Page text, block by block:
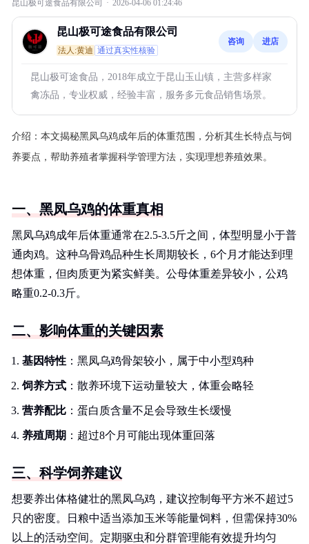
昆山极可途食品有限公司 · 2026-04-06 01:24:46
昆山极可途食品有限公司
法人:黄迪 通过真实性核验
咨询 进店
昆山极可途食品，2018年成立于昆山玉山镇，主营多样家
禽冻品，专业权威，经验丰富，服务多元食品销售场景。
介绍： 本文揭秘黑凤乌鸡成年后的体重范围，分析其生长特点与饲
养要点，帮助养殖者掌握科学管理方法，实现理想养殖效果。
一、黑凤乌鸡的体重真相
黑凤乌鸡成年后体重通常在2.5-3.5斤之间，体型明显小于普
通肉鸡。这种乌骨鸡品种生长周期较长，6个月才能达到理
想体重，但肉质更为紧实鲜美。公母体重差异较小，公鸡
略重0.2-0.3斤。
二、影响体重的关键因素
基因特性 ：黑凤乌鸡骨架较小，属于中小型鸡种
饲养方式 ：散养环境下运动量较大，体重会略轻
营养配比 ：蛋白质含量不足会导致生长缓慢
养殖周期 ：超过8个月可能出现体重回落
三、科学饲养建议
想要养出体格健壮的黑凤乌鸡，建议控制每平方米不超过5
只的密度。日粮中适当添加玉米等能量饲料，但需保持30%
以上的活动空间。定期驱虫和分群管理能有效提升均匀